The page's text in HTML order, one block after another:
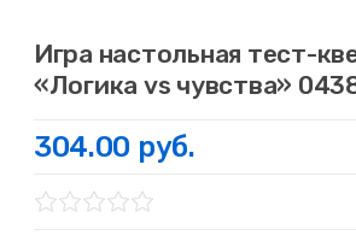
Игра настольная тест-
«Логика vs чувства»
304.00 руб.